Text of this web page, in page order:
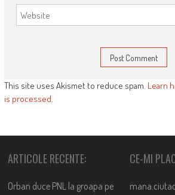
This site uses Akismet to reduce spam. Learn
is processed.
ARTICOLE RECENTE:
Orban duce PNL la groapa pe
CE-MI